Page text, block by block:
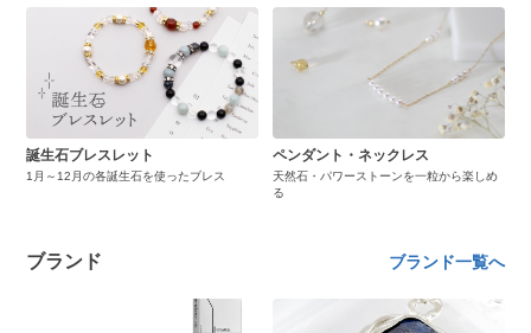
誕生石ブレスレット
1月～12月の各誕生石を使ったブレス
ペンダント・ネックレス
天然石・パワーストーンを一粒から楽しめ
る
ブランド ブランド一覧へ